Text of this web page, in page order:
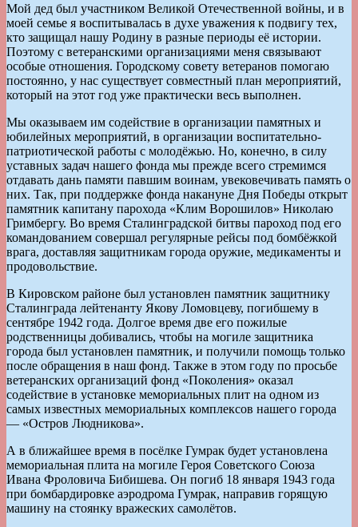
Мой дед был участником Великой Отечественной вой­ны, и в
моей семье я воспитывалась в духе уважения к подвигу тех,
кто защищал нашу Родину в разные периоды её истории.
Поэтому с ветеранскими организациями меня связывают
особые отношения. Городскому совету ветеранов помогаю
постоянно, у нас существует совместный план мероприятий,
который на этот год уже практически весь выполнен.
Мы оказываем им содействие в организации памятных и
юбилейных мероприятий, в организации воспитательно-
патриотической работы с молодёжью. Но, конечно, в силу
уставных задач нашего фонда мы прежде всего стремимся
отдавать дань памяти павшим воинам, увековечивать память о
них. Так, при поддержке фонда накануне Дня Победы открыт
памятник капитану парохода «Клим Ворошилов» Николаю
Гримбергу. Во время Сталинградской битвы пароход под его
командованием совершал регулярные рейсы под бомбёжкой
врага, доставляя защитникам города оружие, медикаменты и
продовольствие.
В Кировском районе был установлен памятник защитнику
Сталинграда лейтенанту Якову Ломовцеву, погибшему в
сентябре 1942 года. Долгое время две его пожилые
родственницы добивались, чтобы на могиле защитника
города был установлен памятник, и получили помощь только
после обращения в наш фонд. Также в этом году по просьбе
ветеранских организаций фонд «Поколения» оказал
содействие в установке мемориальных плит на одном из
самых известных мемориальных комплексов нашего города
— «Остров Людникова».
А в ближайшее время в посёлке Гумрак будет установлена
мемориальная плита на могиле Героя Советского Союза
Ивана Фроловича Бибишева. Он погиб 18 января 1943 года
при бомбардировке аэродрома Гумрак, направив горящую
машину на стоянку вражеских самолётов.